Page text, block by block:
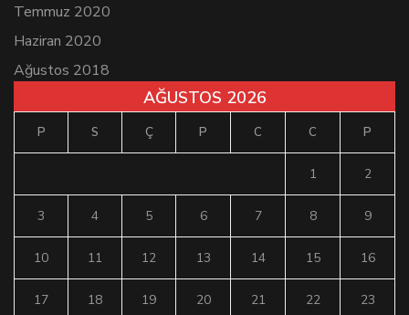
Temmuz 2020
Haziran 2020
Ağustos 2018
AĞUSTOS 2026
P S Ç P C C P
1 2
3 4 5 6 7 8 9
10 11 12 13 14 15 16
17 18 19 20 21 22 23